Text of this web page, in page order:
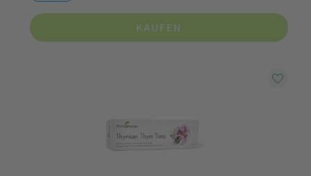
KAUFEN